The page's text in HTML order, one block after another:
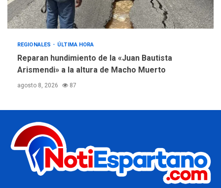
REGIONALES ÚLTIMA HORA
Reparan hundimiento de la «Juan Bautista
Arismendi» a la altura de Macho Muerto
agosto 8, 2026 87